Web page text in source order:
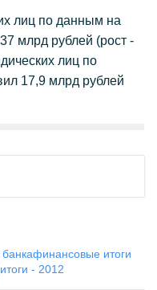
лиц по данным на
млрд рублей (рост -
лиц по
17,9 млрд рублей
банкафинансовые итоги
итоги - 2012